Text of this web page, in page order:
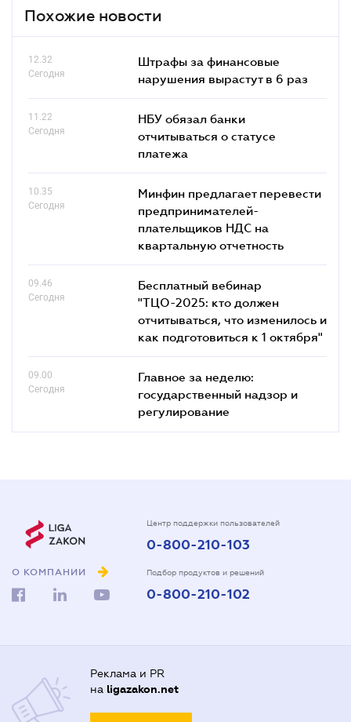
Похожие новости
12.32
Сегодня
Штрафы за финансовые
нарушения вырастут в 6 раз
11.22
Сегодня
НБУ обязал банки
отчитываться о статусе
платежа
10.35
Сегодня
Минфин предлагает перевести
предпринимателей-
плательщиков НДС на
квартальную отчетность
09.46
Сегодня
Бесплатный вебинар
"ТЦО-2025: кто должен
отчитываться, что изменилось и
как подготовиться к 1 октября"
09.00
Сегодня
Главное за неделю:
государственный надзор и
регулирование
О КОМПАНИИ
Центр поддержки пользователей
0-800-210-103
Подбор продуктов и решений
0-800-210-102
Реклама и PR
на ligazakon.net